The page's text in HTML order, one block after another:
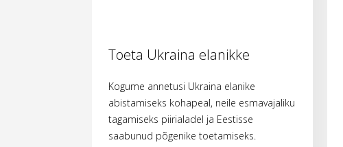
Toeta Ukraina elanikke
Kogume annetusi Ukraina elanike
abistamiseks kohapeal, neile esmavajaliku
tagamiseks piirialadel ja Eestisse
saabunud põgenike toetamiseks.